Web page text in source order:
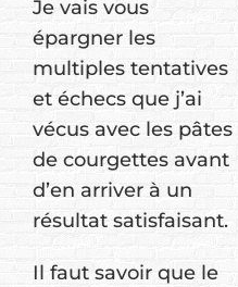
Je vais vous
épargner les
multiples tentatives
et échecs que j’ai
vécus avec les pâtes
de courgettes avant
d’en arriver à un
résultat satisfaisant.
Il faut savoir que le